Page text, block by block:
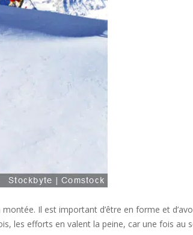
Il est important d’être en forme et
les efforts en valent la peine, car une fois